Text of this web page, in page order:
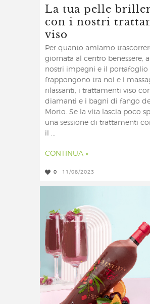
La tua pelle
con i nostri
viso
Per quanto amiamo
giornata al centro benessere,
nostri impegni e il portafoglio
frappongono tra noi e i
rilassanti, i trattamenti viso
diamanti e i bagni di fango
Morto. Se la vita lascia poco
una sessione di trattamenti
il ...
CONTINUA »
0 11/08/2023